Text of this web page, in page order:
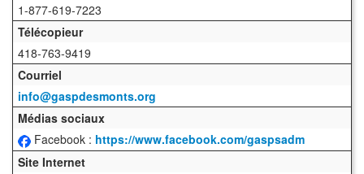
1-877-619-7223
Télécopieur
418-763-9419
Courriel
info@gaspdesmonts.org
Médias sociaux
Facebook : https://www.facebook.com/gaspsadm
Site Internet